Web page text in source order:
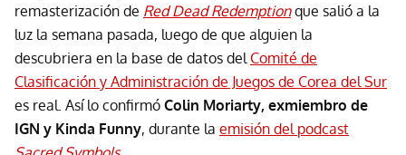
remasterización de Red Dead Redemptionque salió a la
luz la semana pasada, luego de que alguien la
descubriera en la base de datos del Comité de
Clasificación y Administración de Juegos de Corea del Sur
es real. Así lo confirmó Colin Moriarty, exmiembro de
IGN y Kinda Funny, durante la emisión del podcast